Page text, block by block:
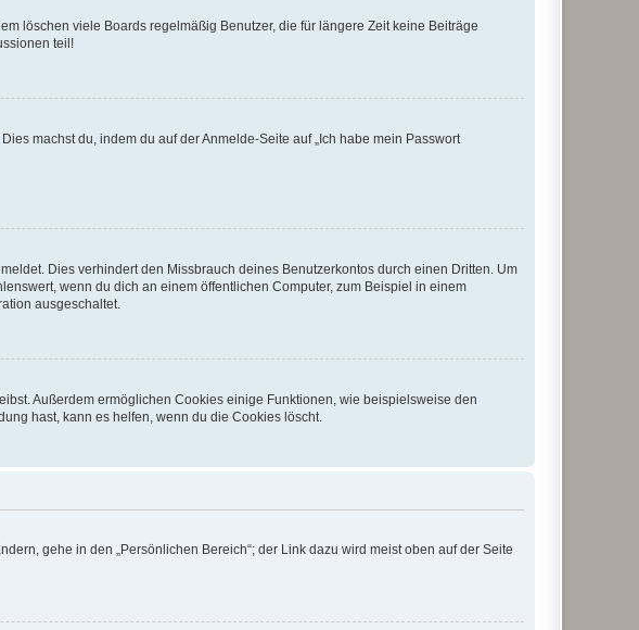
löschen viele Boards regelmäßig Benutzer, die für längere Zeit keine Beiträge
teil!
machst du, indem du auf der Anmelde-Seite auf „Ich habe mein Passwort
Dies verhindert den Missbrauch deines Benutzerkontos durch einen Dritten. Um
wenn du dich an einem öffentlichen Computer, zum Beispiel in einem
ausgeschaltet.
Außerdem ermöglichen Cookies einige Funktionen, wie beispielsweise den
hast, kann es helfen, wenn du die Cookies löscht.
gehe in den „Persönlichen Bereich“; der Link dazu wird meist oben auf der Seite